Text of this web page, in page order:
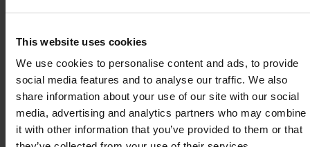
This website uses cookies
We use cookies to personalise content and ads, to provide
social media features and to analyse our traffic. We also
share information about your use of our site with our social
media, advertising and analytics partners who may combine
it with other information that you’ve provided to them or that
temperatura en un gráfico, o compare las
temperaturas en diferentes campos,
departamentos o filas entre sí.
La práctica opción de filtro permite mapear un
período de tiempo específico. Por ejemplo,
mostrar qué sucedió en el invernadero o en el